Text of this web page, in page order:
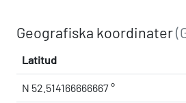
Geografiska koordinater
Latitud
N 52.514166666667 °